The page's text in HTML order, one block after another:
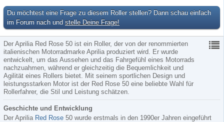
Du möchtest eine Frage zu diesem Roller stellen? Dann schau einfach
im Forum nach und stelle Deine Frage!
Der Aprilia Red Rose 50 ist ein Roller, der von der renommierten
italienischen Motorradmarke Aprilia produziert wird. Er wurde
entwickelt, um das Aussehen und das Fahrgefühl eines Motorrads
nachzuahmen, während er gleichzeitig die Bequemlichkeit und
Agilität eines Rollers bietet. Mit seinem sportlichen Design und
leistungsstarken Motor ist der Red Rose 50 eine beliebte Wahl für
Rollerfahrer, die Stil und Leistung schätzen.
Geschichte und Entwicklung
Der Aprilia Red Rose 50 wurde erstmals in den 1990er Jahren eingeführt